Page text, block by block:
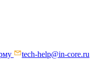
tech-help@in-core.ru